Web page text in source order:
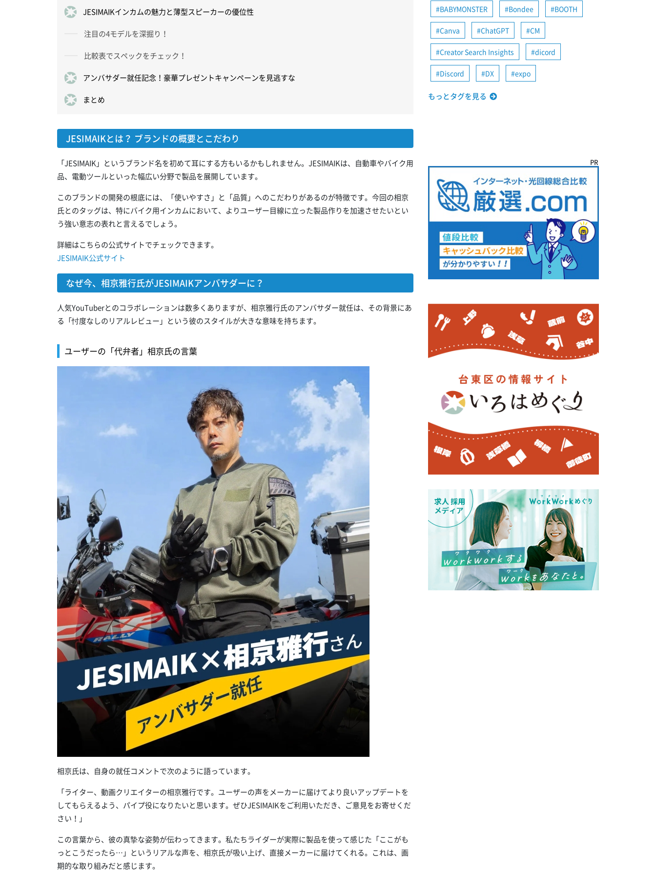
JESIMAIKインカムの魅力と薄型スピーカーの優位性
注目の4モデルを深掘り！
比較表でスペックをチェック！
アンバサダー就任記念！豪華プレゼントキャンペーンを見逃すな
まとめ
JESIMAIKとは？ ブランドの概要とこだわり
「JESIMAIK」というブランド名を初めて耳にする方もいるかもしれません。JESIMAIKは、自動車やバイク用
品、電動ツールといった幅広い分野で製品を展開しています。
このブランドの開発の根底には、「使いやすさ」と「品質」へのこだわりがあるのが特徴です。今回の相京
氏とのタッグは、特にバイク用インカムにおいて、よりユーザー目線に立った製品作りを加速させたいとい
う強い意志の表れと言えるでしょう。
詳細はこちらの公式サイトでチェックできます。
JESIMAIK公式サイト
なぜ今、相京雅行氏がJESIMAIKアンバサダーに？
人気YouTuberとのコラボレーションは数多くありますが、相京雅行氏のアンバサダー就任は、その背景にあ
る「忖度なしのリアルレビュー」という彼のスタイルが大きな意味を持ちます。
ユーザーの「代弁者」相京氏の言葉
相京氏は、自身の就任コメントで次のように語っています。
「ライター、動画クリエイターの相京雅行です。ユーザーの声をメーカーに届けてより良いアップデートを
してもらえるよう、パイプ役になりたいと思います。ぜひJESIMAIKをご利用いただき、ご意見をお寄せくだ
さい！」
この言葉から、彼の真摯な姿勢が伝わってきます。私たちライダーが実際に製品を使って感じた「ここがも
っとこうだったら…」というリアルな声を、相京氏が吸い上げ、直接メーカーに届けてくれる。これは、画
期的な取り組みだと感じます。
BABYMONSTER Bondee BOOTH
Canva ChatGPT CM
Creator Search Insights dicord
Discord DX expo
もっとタグを見る
PR